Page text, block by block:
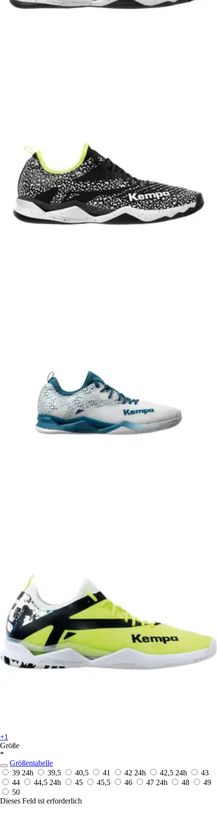
+1
Größe
*
Größentabelle
39 24h 39,5 40,5 41 42 24h 42,5 24h
43
44
44,5 24h 45 45,5 46 47 24h 48
49
50
Dieses Feld ist erforderlich